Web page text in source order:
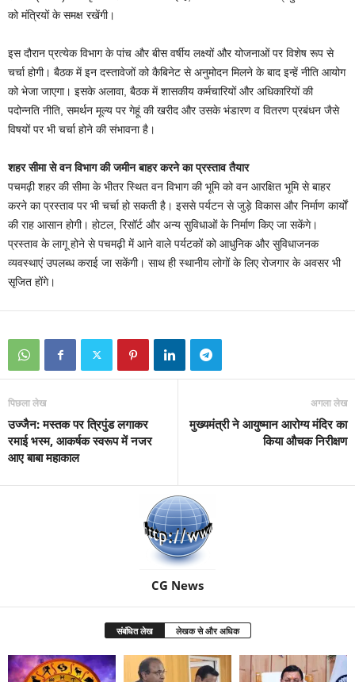
को मंत्रियों के समक्ष रखेंगी।
इस दौरान प्रत्येक विभाग के पांच और बीस वर्षीय लक्ष्यों और योजनाओं पर विशेष रूप से
चर्चा होगी। बैठक में इन दस्तावेजों को कैबिनेट से अनुमोदन मिलने के बाद इन्हें नीति आयोग
को भेजा जाएगा। इसके अलावा, बैठक में शासकीय कर्मचारियों और अधिकारियों की
पदोन्नति नीति, समर्थन मूल्य पर गेहूं की खरीद और उसके भंडारण व वितरण प्रबंधन जैसे
विषयों पर भी चर्चा होने की संभावना है।
शहर सीमा से वन विभाग की जमीन बाहर करने का प्रस्ताव तैयार
पचमढ़ी शहर की सीमा के भीतर स्थित वन विभाग की भूमि को वन आरक्षित भूमि से बाहर
करने का प्रस्ताव पर भी चर्चा हो सकती है। इससे पर्यटन से जुड़े विकास और निर्माण कार्यों
की राह आसान होगी। होटल, रिसॉर्ट और अन्य सुविधाओं के निर्माण किए जा सकेंगे।
प्रस्ताव के लागू होने से पचमढ़ी में आने वाले पर्यटकों को आधुनिक और सुविधाजनक
व्यवस्थाएं उपलब्ध कराई जा सकेंगी। साथ ही स्थानीय लोगों के लिए रोजगार के अवसर भी
सृजित होंगे।
पिछला लेख
उज्जैन: मस्तक पर त्रिपुंड लगाकर
रमाई भस्म, आकर्षक स्वरूप में नजर
आए बाबा महाकाल
अगला लेख
मुख्यमंत्री ने आयुष्मान आरोग्य मंदिर का
किया औचक निरीक्षण
CG News
संबंधित लेख लेखक से और अधिक